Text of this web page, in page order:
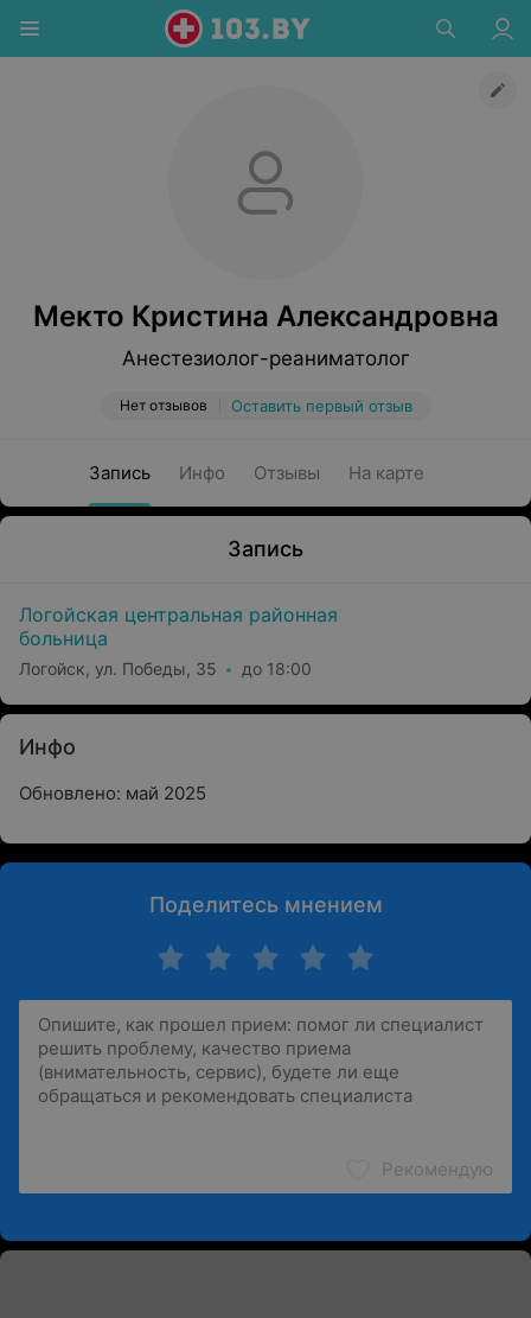
Мекто Кристина Александровна
Анестезиолог-реаниматолог
Нет отзывов Оставить первый отзыв
Запись Инфо Отзывы На карте
Запись
Логойская центральная районная
больница
Логойск, ул. Победы, 35 до 18:00
Инфо
Обновлено: май 2025
Поделитесь мнением
Рекомендую